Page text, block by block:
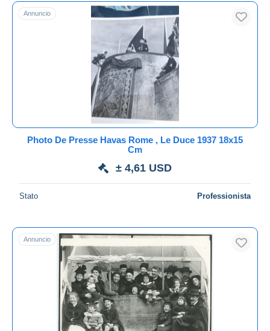
Spedizione gratuita
PayPal
Bonifico bancario
Mastercard
Bancontact
Residenza del venditore
Aggiorna
Annuncio
Photo De Presse Havas Rome , Le Duce 1937 18x15
Cm
± 4,61 USD
Stato Professionista
Annuncio